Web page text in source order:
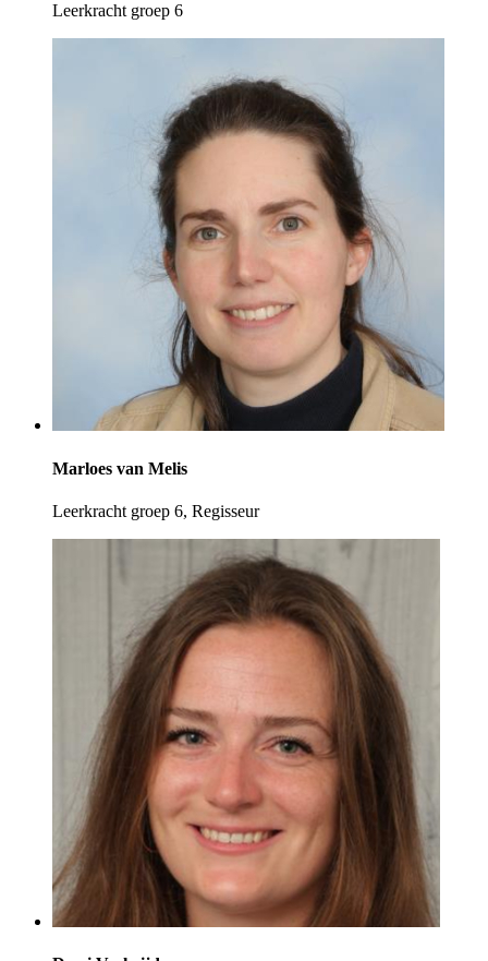
Leerkracht groep 6
Marloes van Melis
Leerkracht groep 6, Regisseur